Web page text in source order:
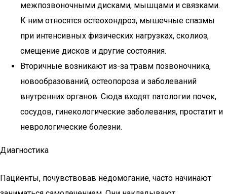
межпозвоночными дисками, мышцами и связками.
К ним относятся остеохондроз, мышечные спазмы
при интенсивных физических нагрузках, сколиоз,
смещение дисков и другие состояния.
Вторичные возникают из-за травм позвоночника,
новообразований, остеопороза и заболеваний
внутренних органов. Сюда входят патологии почек,
сосудов, гинекологические заболевания, простатит и
неврологические болезни.
Диагностика
Пациенты, почувствовав недомогание, часто начинают